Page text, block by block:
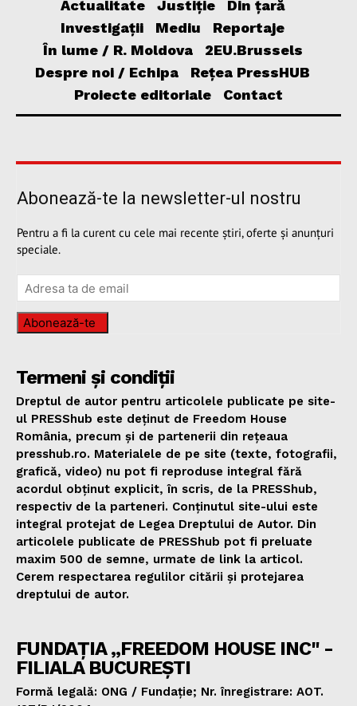
Actualitate Justiție
Din țară
Investigații
Mediu
Reportaje
În lume / R. Moldova
2EU.Brussels
Despre noi / Echipa
Rețea PressHUB
Proiecte editoriale
Contact
Abonează-te la newsletter-ul nostru
Pentru a fi la curent cu cele mai recente știri, oferte și anunțuri
speciale.
Abonează-te
Termeni și condiții
Dreptul de autor pentru articolele publicate pe site-
ul PRESShub este deținut de Freedom House
România, precum și de partenerii din rețeaua
presshub.ro. Materialele de pe site (texte, fotografii,
grafică, video) nu pot fi reproduse integral fără
acordul obținut explicit, în scris, de la PRESShub,
respectiv de la parteneri. Conținutul site-ului este
integral protejat de Legea Dreptului de Autor. Din
articolele publicate de PRESShub pot fi preluate
maxim 500 de semne, urmate de link la articol.
Cerem respectarea regulilor citării și protejarea
dreptului de autor.
FUNDAȚIA „FREEDOM HOUSE INC" -
FILIALA BUCUREȘTI
Formă legală: ONG / Fundație; Nr. înregistrare: AOT.